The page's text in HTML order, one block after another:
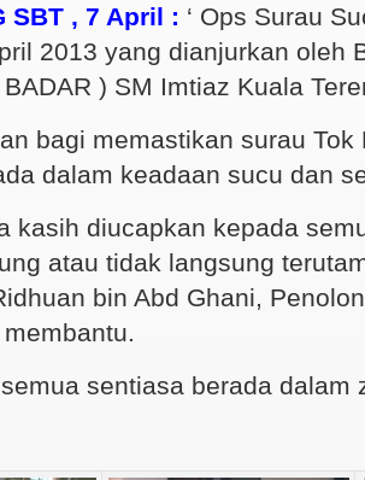
SBT , 7 April : ‘ Ops Surau
2013 yang dianjurkan oleh
) SM Imtiaz Kuala
bagi memastikan surau
dalam keadaan sucu dan
kasih diucapkan kepada
atau tidak langsung
bin Abd Ghani,
sentiasa berada dalam